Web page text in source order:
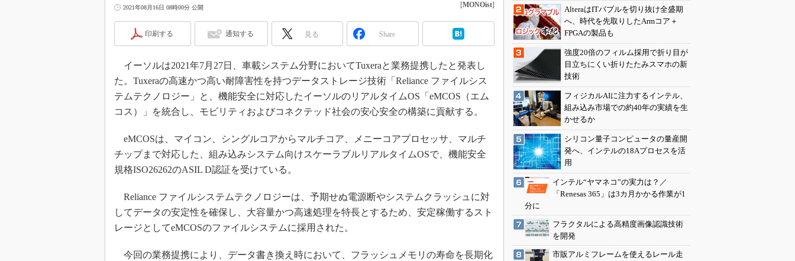
EdgeTech+
日本ものづくりワールド
AUTOMOTIVE WORLD
産業オープンネット展
ISO26262
3Dプリンタ
S＆OP
イノベーション
植物工場
知財マネジメント
グローバル設計・開発
2021年08月16日 08時00分 公開 [MONOist]
印刷する 通知する 見る Share
イーソルは2021年7月27日、車載システム分野においてTuxeraと業務提携したと発表し
た。Tuxeraの高速かつ高い耐障害性を持つデータストレージ技術「Reliance ファイルシス
テムテクノロジー」と、機能安全に対応したイーソルのリアルタイムOS「eMCOS（エム
コス）」を統合し、モビリティおよびコネクテッド社会の安心安全の構築に貢献する。
eMCOSは、マイコン、シングルコアからマルチコア、メニーコアプロセッサ、マルチ
チップまで対応した、組み込みシステム向けスケーラブルリアルタイムOSで、機能安全
規格ISO26262のASIL D認証を受けている。
Reliance ファイルシステムテクノロジーは、予期せぬ電源断やシステムクラッシュに対
してデータの安定性を確保し、大容量かつ高速処理を特長とするため、安定稼働するスト
レージとしてeMCOSのファイルシステムに採用された。
今回の業務提携により、データ書き換え時において、フラッシュメモリの寿命を長期化
AlteraはITバブルを切り抜け全盛期
へ、時代を先取りしたArmコア＋
FPGAの製品も
強度20倍のフィルム採用で折り目が
目立ちにくい折りたたみスマホの新
技術
フィジカルAIに注力するインテル、
組み込み市場での約40年の実績を生
かせるか
シリコン量子コンピュータの量産開
発へ、インテルの18Aプロセスを活
用
インテル“ヤマネコ”の実力は？／
「Renesas 365」は3カ月かかる作業が1
分に
フラクタルによる高精度画像認識技術
を開発
市販アルミフレームを使えるレール走